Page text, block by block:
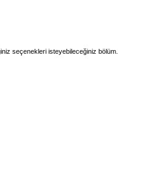
seçenekleri isteyebileceğiniz bölüm.